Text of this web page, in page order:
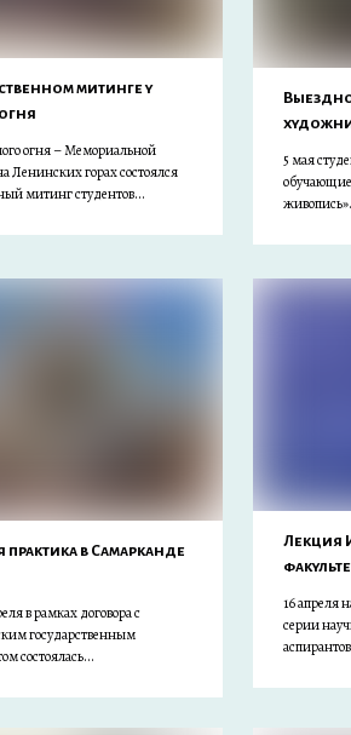
митинге у
огня – Мемориальной
Ленинских горах состоялся
митинг студентов...
5 мая
практика в Самарканде
в рамках договора с
государственным
состоялась...
Лекция
16 апреля
серии